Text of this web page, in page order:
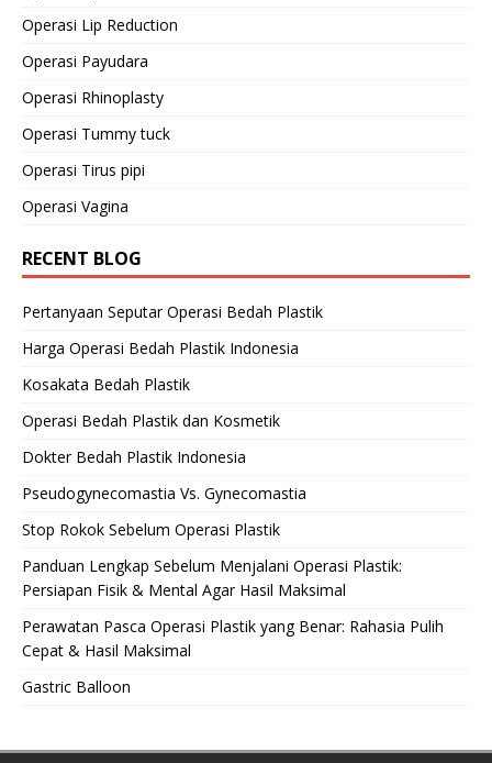
Operasi Lip Reduction
Operasi Payudara
Operasi Rhinoplasty
Operasi Tummy tuck
Operasi Tirus pipi
Operasi Vagina
RECENT BLOG
Pertanyaan Seputar Operasi Bedah Plastik
Harga Operasi Bedah Plastik Indonesia
Kosakata Bedah Plastik
Operasi Bedah Plastik dan Kosmetik
Dokter Bedah Plastik Indonesia
Pseudogynecomastia Vs. Gynecomastia
Stop Rokok Sebelum Operasi Plastik
Panduan Lengkap Sebelum Menjalani Operasi Plastik:
Persiapan Fisik & Mental Agar Hasil Maksimal
Perawatan Pasca Operasi Plastik yang Benar: Rahasia Pulih
Cepat & Hasil Maksimal
Gastric Balloon